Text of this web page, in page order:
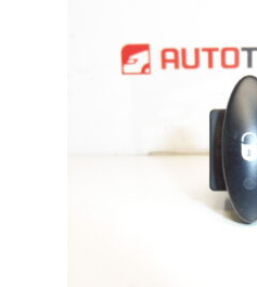
Procedimiento de